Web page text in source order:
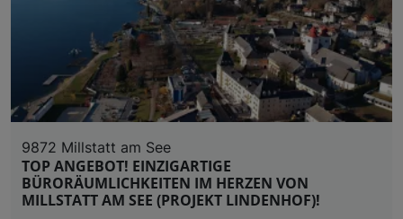
9872 Millstatt am See
TOP ANGEBOT! EINZIGARTIGE
BÜRORÄUMLICHKEITEN IM HERZEN VON
MILLSTATT AM SEE (PROJEKT LINDENHOF)!